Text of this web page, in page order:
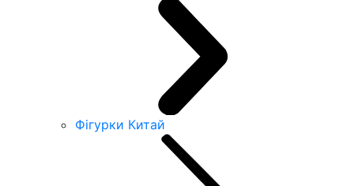
Фігурки Китай